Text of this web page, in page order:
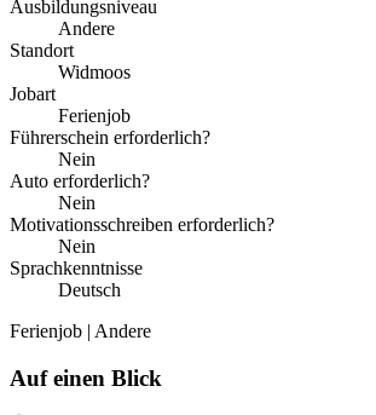
Ausbildungsniveau
Andere
Standort
Widmoos
Jobart
Ferienjob
Führerschein erforderlich?
Nein
Auto erforderlich?
Nein
Motivationsschreiben erforderlich?
Nein
Sprachkenntnisse
Deutsch
Ferienjob | Andere
Auf einen Blick